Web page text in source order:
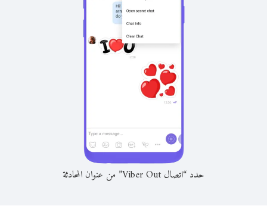
حدد “اتصال Viber Out” من عنوان المحادثة